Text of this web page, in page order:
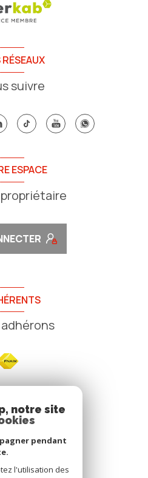
suivre
ESPACE
NOSnotre site
pendant
l'utilisation des